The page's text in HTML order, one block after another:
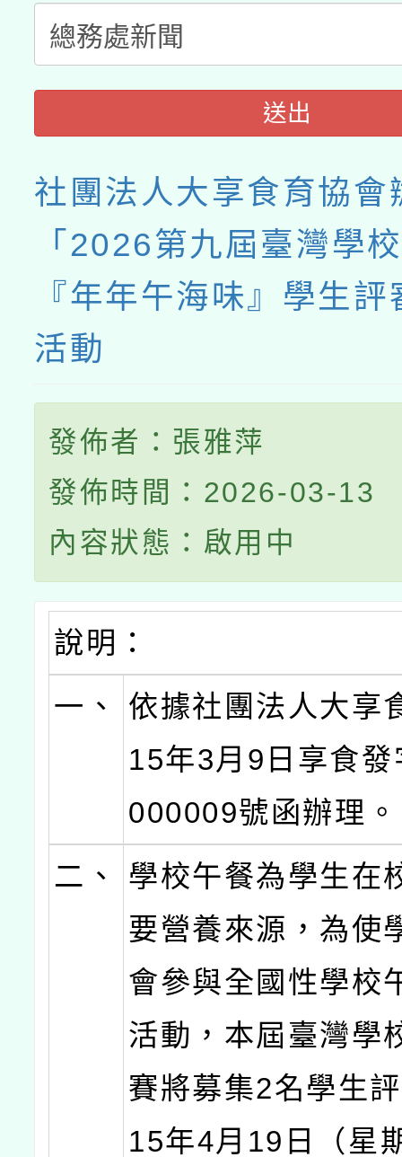
送出
社團法人大享食育協會
「2026第九屆臺灣學
『年年午海味』學生
活動
發佈者：張雅萍
發佈時間：2026-03-13
內容狀態：啟用中
說明：
一、
依據社團法人大享
15年3月9日享食
000009號函辦理。
二、
學校午餐為學生在
要營養來源，為使
會參與全國性學校
活動，本屆臺灣學
賽將募集2名學生
15年4月19日（星